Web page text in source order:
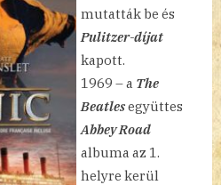
mutatták be és
Pulitzer-díjat
kapott.
1969 – a The
Beatlesegyüttes
Abbey Road
albuma az 1.
helyre kerül